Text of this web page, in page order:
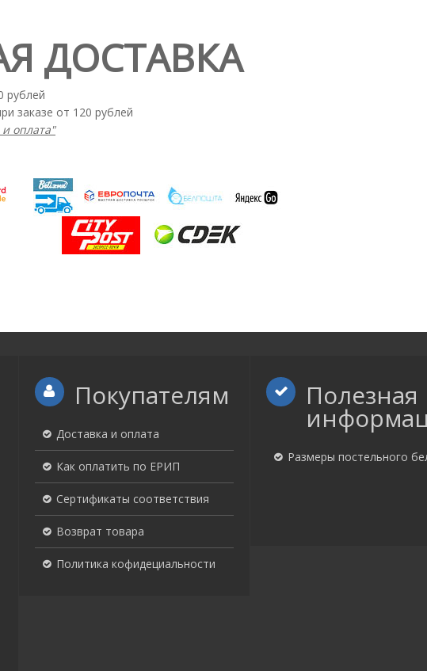
ДОСТАВКА
рублей
заказе от 120 рублей
и оплата"
Покупателям
Доставка и оплата
Как оплатить по ЕРИП
Сертификаты соответствия
Возврат товара
Политика кофидециальности
Полезная
Размеры постельного